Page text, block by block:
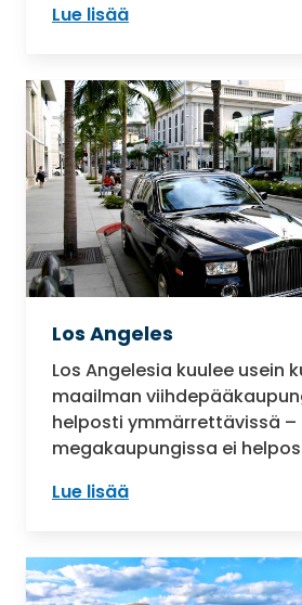
Lue lisää
Los Angeles
Los Angelesia kuulee usein
maailman
helposti ymmärrettävissä –
megakaupungissa ei
Lue lisää